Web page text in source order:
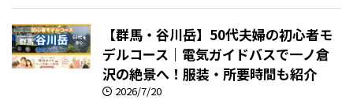
【群馬・谷川岳】50代夫婦の初心者モ
デルコース｜電気ガイドバスで一ノ倉
沢の絶景へ！服装・所要時間も紹介
2026/7/20